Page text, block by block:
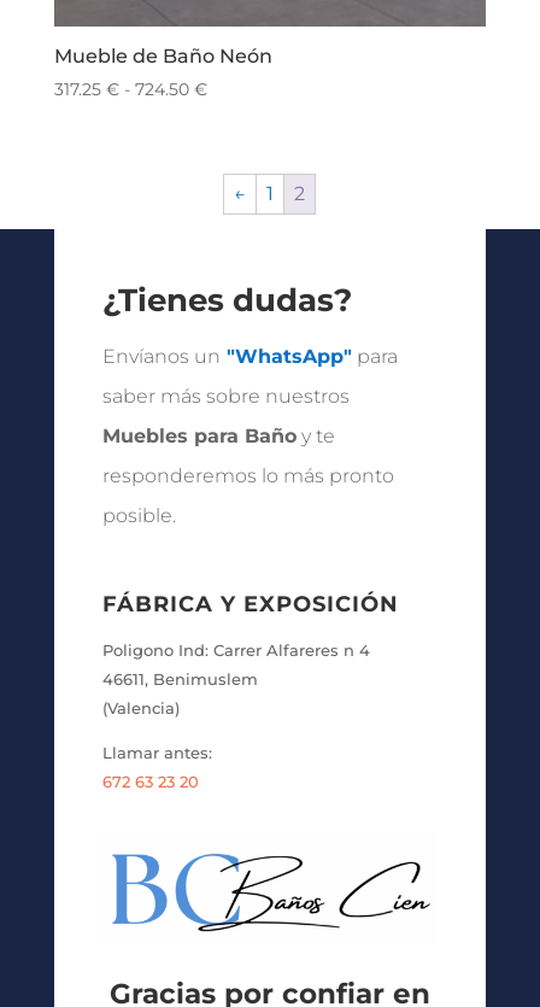
Mueble de Baño Neón
317.25 € - 724.50 €Rango
desde
317.25 €
← 1 2
¿Tienes dudas?
Envíanos un "WhatsApp"para
saber más sobre nuestros
Muebles para Bañoy te
responderemos lo más pronto
posible.
FÁBRICA Y EXPOSICIÓN
Poligono Ind: Carrer Alfareres n 4
46611, Benimuslem
(Valencia)
Llamar antes:
672 63 23 20
Gracias por confiar en